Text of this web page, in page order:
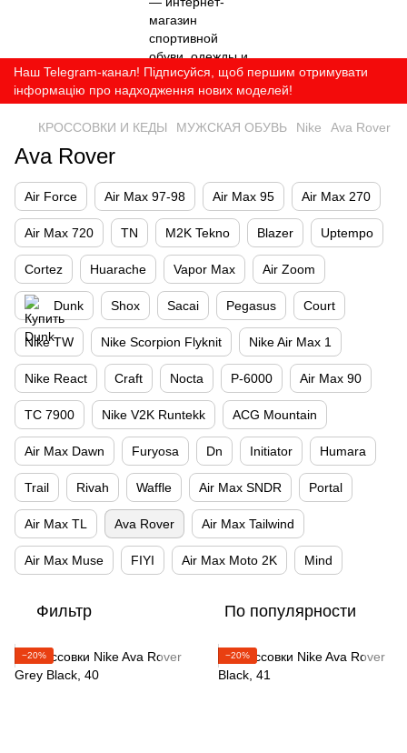
Наш Telegram-канал! Підписуйся, щоб першим отримувати
інформацію про надходження нових моделей!
КРОССОВКИ И КЕДЫ МУЖСКАЯ ОБУВЬ Nike Ava Rover
Ava Rover
Air Force Air Max 97-98 Air Max 95 Air Max 270
Air Max 720 TN M2K Tekno Blazer Uptempo
Cortez Huarache Vapor Max Air Zoom
Dunk Shox Sacai Pegasus Court
Nike TW Nike Scorpion Flyknit Nike Air Max 1
Nike React Craft Nocta P-6000 Air Max 90
TC 7900 Nike V2K Runtekk ACG Mountain
Air Max Dawn Furyosa Dn Initiator Humara
Trail Rivah Waffle Air Max SNDR Portal
Air Max TL Ava Rover Air Max Tailwind
Air Max Muse FIYI Air Max Moto 2K Mind
Фильтр По популярности
−20% −20%